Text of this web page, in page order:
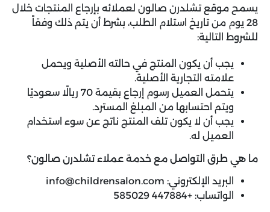
يسمح موقع تشلدرن صالون لعملائه بإرجاع المنتجات خلال
28 يوم من تاريخ استلام الطلب، بشرط أن يتم ذلك وفقاً
للشروط التالية:
يجب أن يكون المنتج في حالته الأصلية ويحمل
علامته التجارية الأصلية.
يتحمل العميل رسوم إرجاع بقيمة 70 ريالًا سعوديًا
ويتم احتسابها من المبلغ المسترد.
يجب أن لا يكون تلف المنتج ناتج عن سوء استخدام
العميل له.
ما هي طرق التواصل مع خدمة عملاء تشلدرن صالون؟
البريد الإلكتروني: info@childrensalon.com
الواتساب: +447884 585029